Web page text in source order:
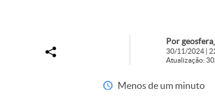
Por
30/11/2024 |
Atualização:
Menos de um minuto